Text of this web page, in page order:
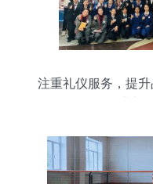
注重礼仪服务，提